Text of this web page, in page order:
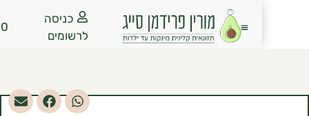
לרשומים
0.00